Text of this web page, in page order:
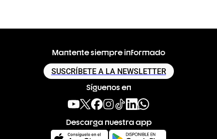
Mantente siempre informado
SUSCRÍBETE A LA NEWSLETTER
Síguenos en
Descarga nuestra app